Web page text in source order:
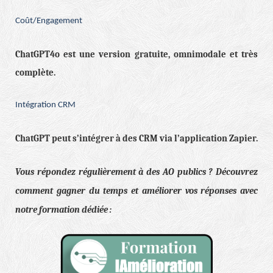
Coût/Engagement
ChatGPT4o est une version gratuite, omnimodale et très
complète.
Intégration CRM
ChatGPT peut s’intégrer à des CRM via l’application Zapier.
Vous répondez régulièrement à des AO publics ? Découvrez
comment gagner du temps et améliorer vos réponses avec
notre formation dédiée :